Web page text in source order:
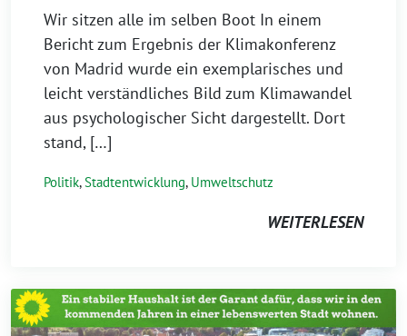
Wir sitzen alle im selben Boot In einem
Bericht zum Ergebnis der Klimakonferenz
von Madrid wurde ein exemplarisches und
leicht verständliches Bild zum Klimawandel
aus psychologischer Sicht dargestellt. Dort
stand, […]
Politik,Stadtentwicklung, Umweltschutz
WEITERLESEN